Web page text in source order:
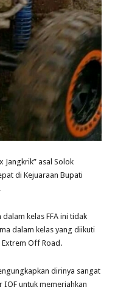
Jangkrik” asal Solok
di Kejuaraan Bupati
kelas FFA ini tidak
dalam kelas yang diikuti
Off Road.
dirinya sangat
IOF untuk memeriahkan